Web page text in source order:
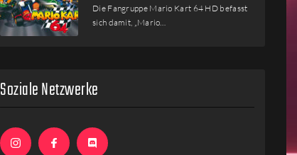
Die Fangruppe Mario Kart 64 HD befasst
sich damit, „Mario…
Soziale Netzwerke